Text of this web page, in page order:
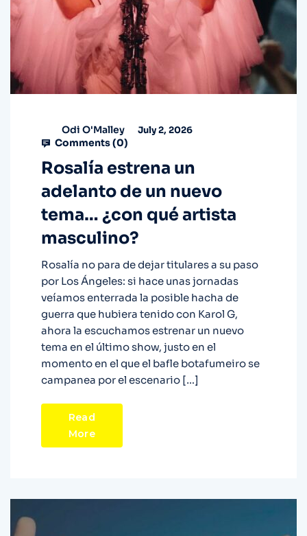
Odi O'Malley July 2, 2026
Comments (0)
Rosalía estrena un
adelanto de un nuevo
tema… ¿con qué artista
masculino?
Rosalía no para de dejar titulares a su paso
por Los Ángeles: si hace unas jornadas
veíamos enterrada la posible hacha de
guerra que hubiera tenido con Karol G,
ahora la escuchamos estrenar un nuevo
tema en el último show, justo en el
momento en el que el bafle botafumeiro se
campanea por el escenario […]
Read
More